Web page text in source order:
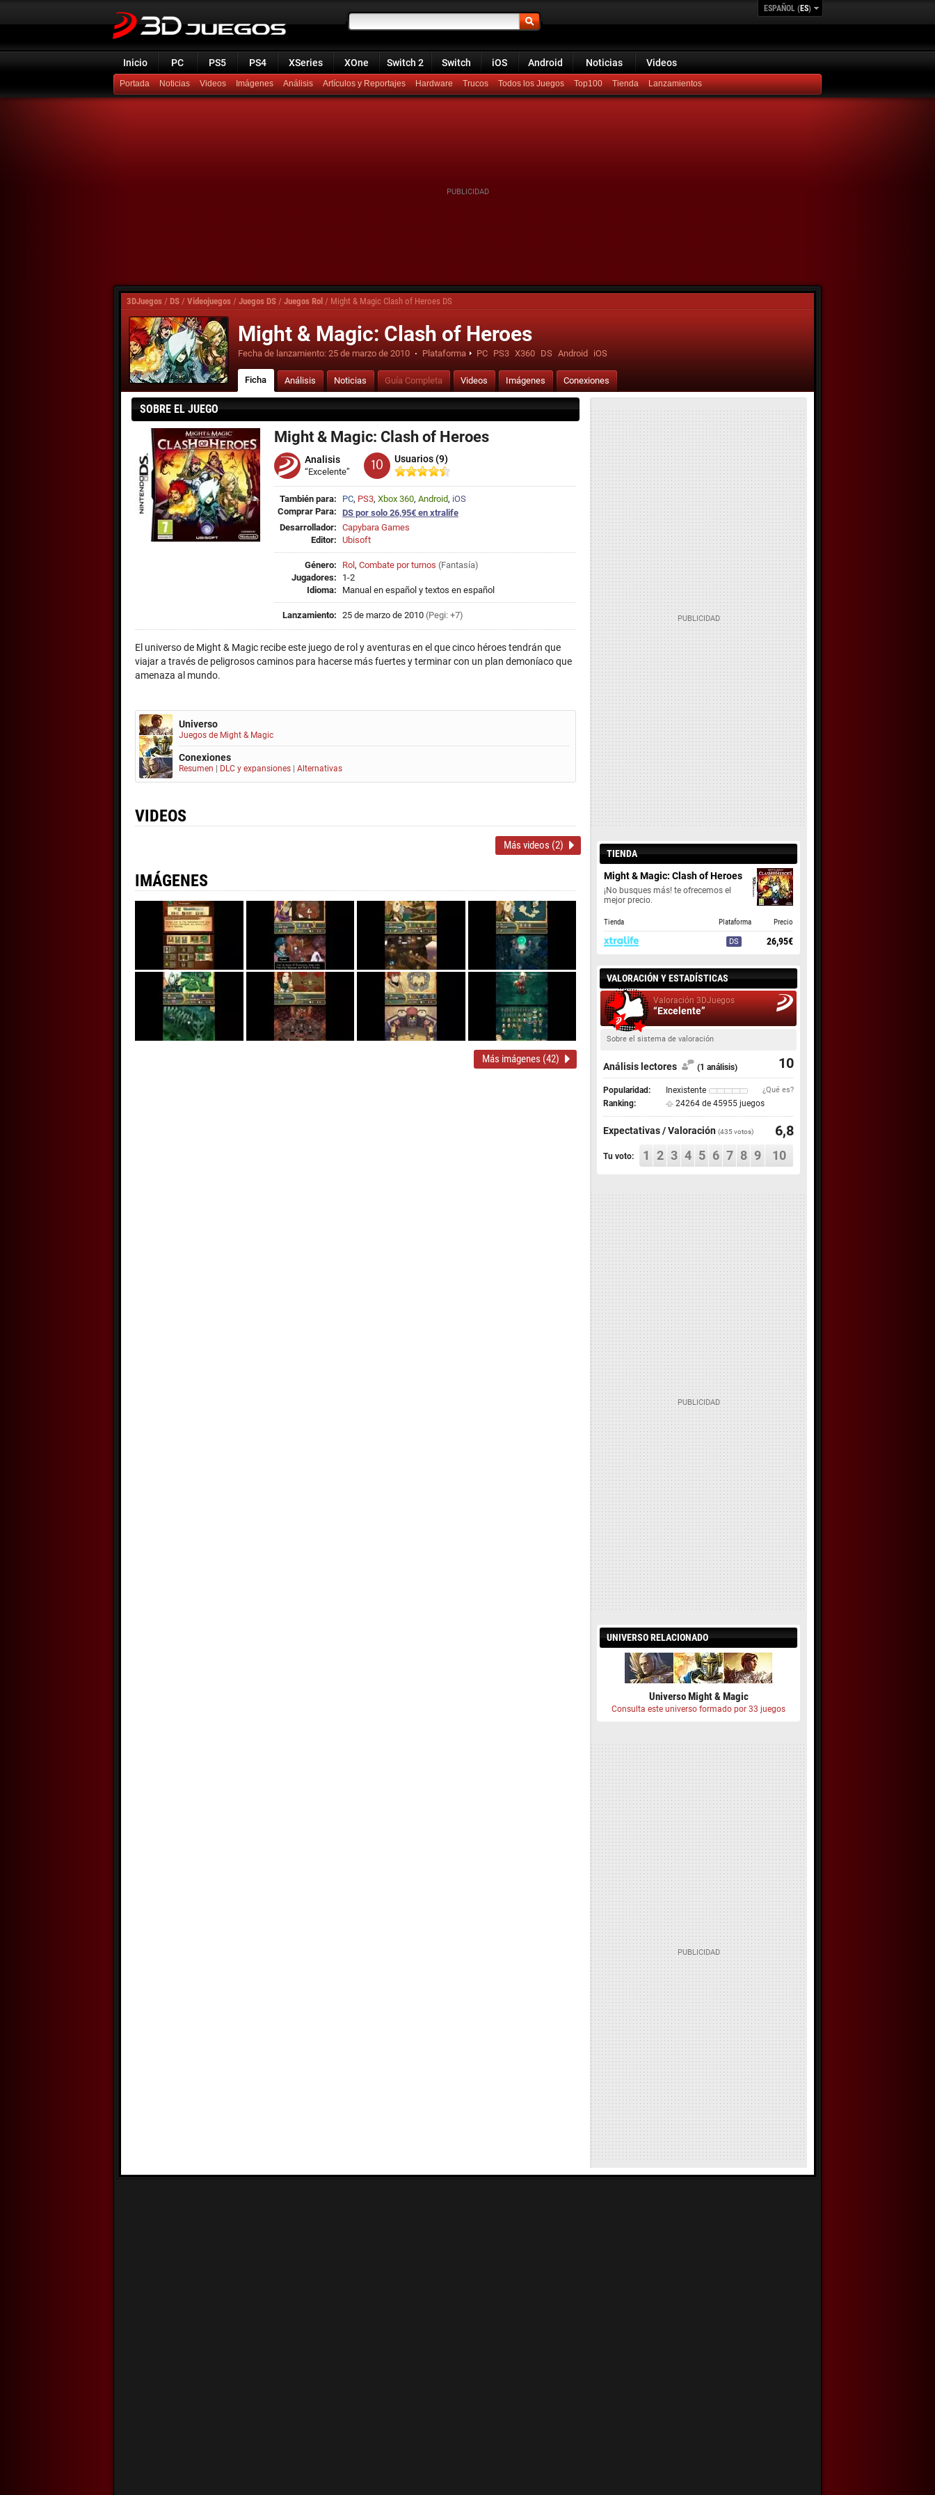
ESPAÑOL (ES)
Inicio PC PS5 PS4 XSeries XOne Switch 2 Switch iOS Android Noticias Videos
Portada Noticias Videos Imágenes Análisis Artículos y Reportajes Hardware Trucos Todos los Juegos Top100 Lanzamientos
3DJuegos / DS / Videojuegos / Juegos DS / Juegos Rol / Might & Magic Clash of Heroes DS
Might & Magic: Clash of Heroes
Fecha de lanzamiento: 25 de marzo de 2010 · Plataforma PC PS3 X360 DS Android iOS
Ficha Análisis Noticias Guía Completa Videos Imágenes Conexiones
SOBRE EL JUEGO
Might & Magic: Clash of Heroes
Analisis
“Excelente” 10 Usuarios (9)
También para: PC, PS3, Xbox 360, Android, iOS
Comprar Para: DS por solo 26,95€ en xtralife
Desarrollador: Capybara Games
Editor: Ubisoft
Género: Rol , Combate por turnos (Fantasía)
Jugadores:
1-2
Idioma:
Manual en español y textos en español
Lanzamiento: 25 de marzo de 2010 (Pegi: +7)
El universo de Might & Magic recibe este juego de rol y aventuras en el que cinco héroes tendrán que
viajar a través de peligrosos caminos para hacerse más fuertes y terminar con un plan demoníaco que
amenaza al mundo.
Universo
Juegos de Might & Magic
Conexiones
Resumen DLC y expansiones Alternativas
VIDEOS
Más videos (2)
IMÁGENES
Más imágenes (42)
TIENDA
Might & Magic: Clash of Heroes
¡No busques más! te ofrecemos el
mejor precio.
Tienda Plataforma Precio
DS 26,95€
VALORACIÓN Y ESTADÍSTICAS
Valoración 3DJuegos
“Excelente”
Sobre el sistema de valoración
10
Análisis lectores (1 análisis)
Popularidad: Inexistente ¿Qué es?
Ranking: 24264 de 45955 juegos
Expectativas / Valoración (435votos) 6,8
Tu voto: 1 2 3 4 5 6 7 8 9 10
UNIVERSO RELACIONADO
Universo Might & Magic
Consulta este universo formado por 33 juegos